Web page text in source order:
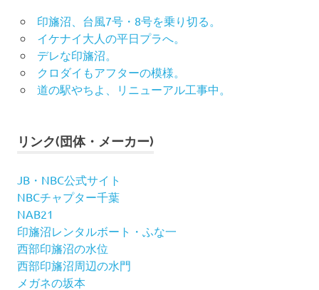
印旛沼、台風7号・8号を乗り切る。
イケナイ大人の平日プラへ。
デレな印旛沼。
クロダイもアフターの模様。
道の駅やちよ、リニューアル工事中。
リンク(団体・メーカー)
JB・NBC公式サイト
NBCチャプター千葉
NAB21
印旛沼レンタルボート・ふな一
西部印旛沼の水位
西部印旛沼周辺の水門
メガネの坂本